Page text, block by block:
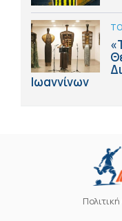
Ιωαννίνων